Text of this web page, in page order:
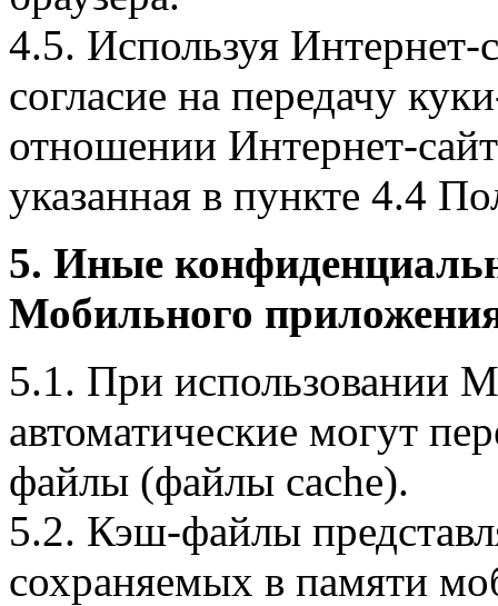
4.5. Используя Интернет-
согласие на передачу
отношении Интернет-
указанная в пункте 4.4
5. Иные
Мобильного
5.1. При использовании
автоматические могут
файлы (файлы cache).
5.2. Кэш-файлы
сохраняемых в памяти